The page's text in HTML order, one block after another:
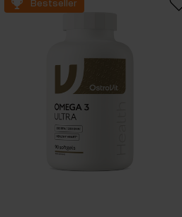
Boosters hormonaux
Bestseller